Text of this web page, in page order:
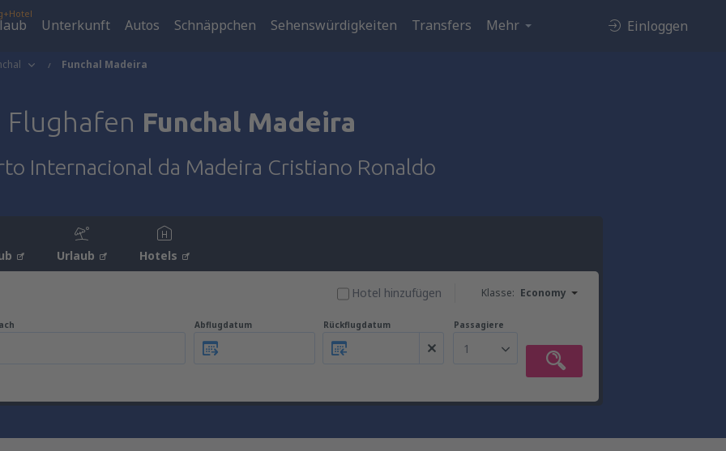
Unterkunft Autos Schnäppchen Sehenswürdigkeiten Transfers Mehr Einloggen
Funchal Madeira
Flughafen Funchal Madeira
Internacional da Madeira Cristiano Ronaldo
Urlaub Hotels
Klasse: Economy
Hotel hinzufügen
Abflugdatum Rückflugdatum Passagiere
1